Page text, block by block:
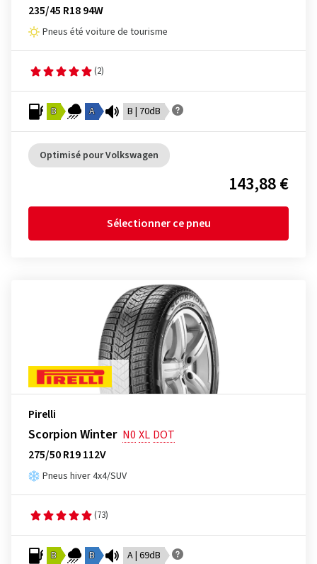
235/45 R18 94W
Pneus été voiture de tourisme
(2)
B A B | 70dB
Optimisé pour Volkswagen
143,88 €
Sélectionner ce pneu
Pirelli
Scorpion Winter N0 XL DOT
275/50 R19 112V
Pneus hiver 4x4/SUV
(73)
B B A | 69dB